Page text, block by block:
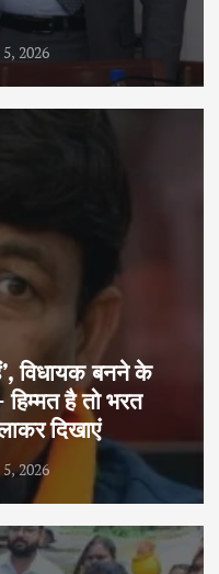
2026
विधायक बनने के
है तो भरत
दिखाएं
2026